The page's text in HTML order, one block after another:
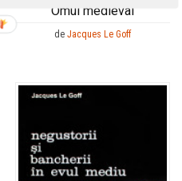
Omul medieval
de Jacques Le Goff